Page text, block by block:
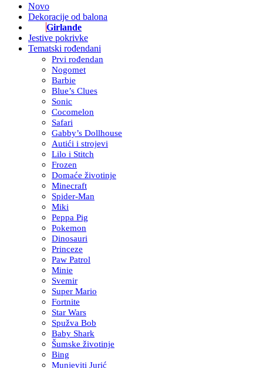
Novo
Dekoracije od balona
Girlande
Jestive pokrivke
Tematski rođendani
Prvi rođendan
Nogomet
Barbie
Blue’s Clues
Sonic
Cocomelon
Safari
Gabby’s Dollhouse
Autići i strojevi
Lilo i Stitch
Frozen
Domaće životinje
Minecraft
Spider-Man
Miki
Peppa Pig
Pokemon
Dinosauri
Princeze
Paw Patrol
Minie
Svemir
Super Mario
Fortnite
Star Wars
Spužva Bob
Baby Shark
Šumske životinje
Bing
Munjeviti Jurić